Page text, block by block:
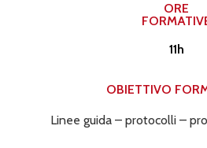
ORE
11h
OBIETTIVO
Linee guida – protocolli –